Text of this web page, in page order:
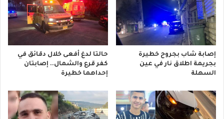
إصابة شاب بجروح خطيرة
بجريمة اطلاق نار في عين
السهلة
حالتا لدغ أفعى خلال دقائق في
كفر قرع والشمال.. إصابتان
إحداهما خطيرة